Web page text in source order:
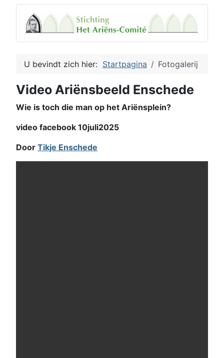
U bevindt zich hier: Startpagina Fotogalerij
Video Ariënsbeeld Enschede
Wie is toch die man op het Ariënsplein?
video facebook 10juli2025
Door Tikje Enschede